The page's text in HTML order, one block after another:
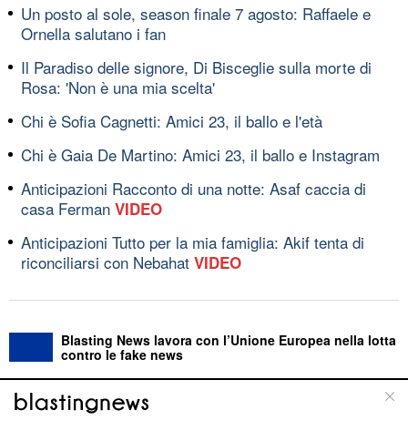
Un posto al sole, season finale 7 agosto: Raffaele e
Ornella salutano i fan
Il Paradiso delle signore, Di Bisceglie sulla morte di
Rosa: 'Non è una mia scelta'
Chi è Sofia Cagnetti: Amici 23, il ballo e l'età
Chi è Gaia De Martino: Amici 23, il ballo e Instagram
Anticipazioni Racconto di una notte: Asaf caccia di
casa Ferman VIDEO
Anticipazioni Tutto per la mia famiglia: Akif tenta di
riconciliarsi con Nebahat VIDEO
Blasting News lavora con l’Unione Europea nella lotta
contro le fake news
ABOUT LINEA EDITORIALE